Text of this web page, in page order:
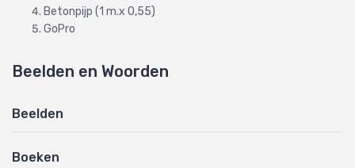
Betonpijp (1 m.x 0,55)
GoPro
Beelden en Woorden
Beelden
Boeken